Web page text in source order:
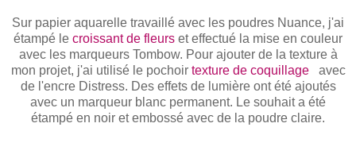
Sur papier aquarelle travaillé avec les poudres Nuance, j'ai
étampé le croissant de fleurs et effectué la mise en couleur
avec les marqueurs Tombow. Pour ajouter de la texture à
mon projet, j'ai utilisé le pochoir texture de coquillageavec
de l'encre Distress. Des effets de lumière ont été ajoutés
avec un marqueur blanc permanent. Le souhait a été
étampé en noir et embossé avec de la poudre claire.